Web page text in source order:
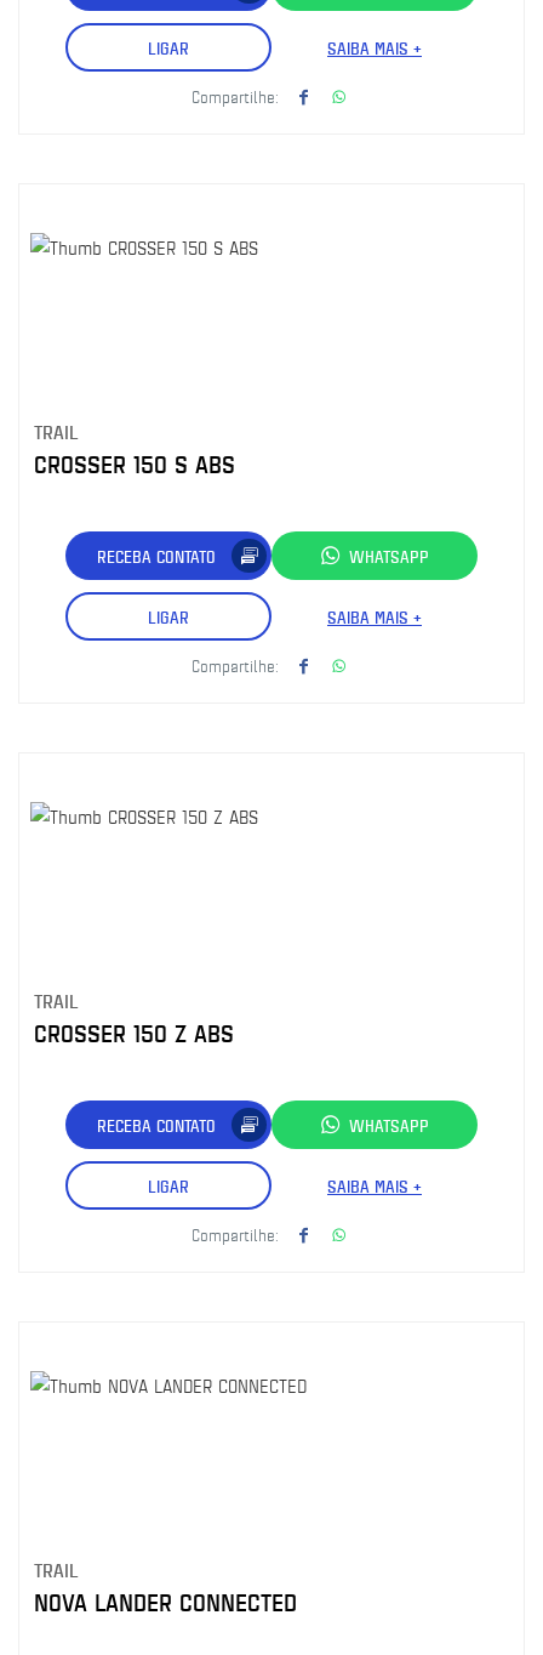
LIGAR SAIBA MAIS +
Compartilhe:
TRAIL
CROSSER 150 S ABS
RECEBA CONTATO WHATSAPP
LIGAR SAIBA MAIS +
Compartilhe:
TRAIL
CROSSER 150 Z ABS
RECEBA CONTATO WHATSAPP
LIGAR SAIBA MAIS +
Compartilhe:
TRAIL
NOVA LANDER CONNECTED